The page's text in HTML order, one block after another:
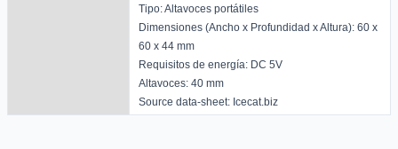
Tipo: Altavoces portátiles
Dimensiones (Ancho x Profundidad x Altura): 60 x
60 x 44 mm
Requisitos de energía: DC 5V
Altavoces: 40 mm
Source data-sheet: Icecat.biz